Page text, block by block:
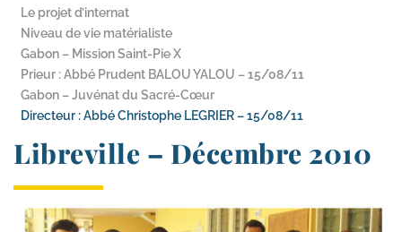
Le projet d’internat
Niveau de vie matérialiste
Gabon – Mission Saint-​Pie X
Prieur : Abbé Prudent BALOU YALOU – 15/​08/​11
Gabon – Juvénat du Sacré-Cœur
Directeur : Abbé Christophe LEGRIER – 15/​08/​11
Libreville – Décembre 2010